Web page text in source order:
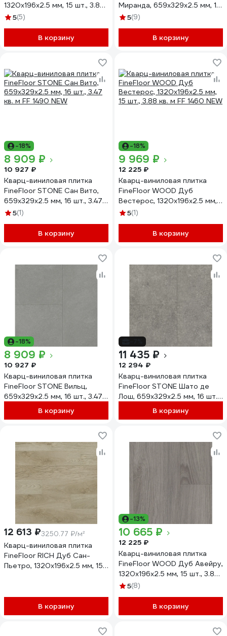
1320х196х2.5 мм, 15 шт., 3.88
кв. м FF 1437
5(5)
В корзину
Миранда, 659х329х2.5 мм, 16
шт., 3.47 кв. м FF 1455 NEW
5(9)
В корзину
-18%
8 909 ₽
10 927 ₽
Кварц-виниловая плитка
FineFloor STONE Сан Вито,
659х329х2.5 мм, 16 шт., 3.47
кв. м FF 1490 NEW
5(1)
В корзину
-18%
9 969 ₽
12 225 ₽
Кварц-виниловая плитка
FineFloor WOOD Дуб
Вестерос, 1320х196х2.5 мм,
15 шт., 3.88 кв. м FF 1460 NEW
5(1)
В корзину
-18%
8 909 ₽
10 927 ₽
Кварц-виниловая плитка
FineFloor STONE Вильц,
659х329х2.5 мм, 16 шт., 3.47
кв. м FF 1468В корзину
11 435 ₽
12 294 ₽
Кварц-виниловая плитка
FineFloor STONE Шато де
Лош, 659х329х2.5 мм, 16 шт.,
3.47 кв. м FF 1459 NEW
В корзину
12 613 ₽3250.77 ₽/м²
Кварц-виниловая плитка
FineFloor RICH Дуб Сан-
Пьетро, 1320х196х2.5 мм, 15
В корзину
-13%
10 665 ₽
12 225 ₽
Кварц-виниловая плитка
FineFloor WOOD Дуб Авейру,
1320х196х2.5 мм, 15 шт., 3.88
кв. м FF 1422
5(8)
В корзину